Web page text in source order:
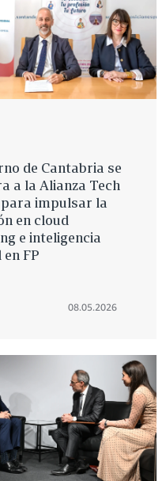
de Cantabria se
a la Alianza Tech
para impulsar la
en cloud
e inteligencia
FP
08.05.2026